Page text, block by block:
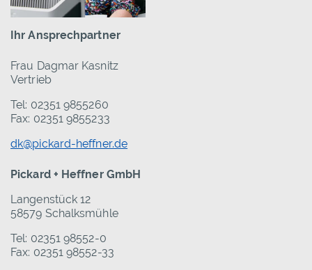
Ihr Ansprechpartner
Frau Dagmar Kasnitz
Vertrieb
Tel: 02351 9855260
Fax: 02351 9855233
dk@pickard-heffner.de
Pickard + Heffner GmbH
Langenstück 12
58579 Schalksmühle
Tel: 02351 98552-0
Fax: 02351 98552-33